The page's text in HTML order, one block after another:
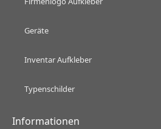
Geräte
Inventar Aufkleber
Typenschilder
Informationen